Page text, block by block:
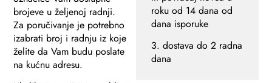
brojeve u željenoj radnji.
Za poručivanje je potrebno
izabrati broj i radnju iz koje
želite da Vam budu poslate
na kućnu adresu.
roku od 14 dana od
dana isporuke
3. dostava do 2 radna
dana